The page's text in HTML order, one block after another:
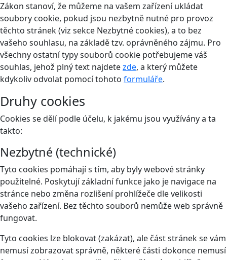
Zákon stanoví, že můžeme na vašem zařízení ukládat
soubory cookie, pokud jsou nezbytně nutné pro provoz
těchto stránek (viz sekce Nezbytné cookies), a to bez
vašeho souhlasu, na základě tzv. oprávněného zájmu. Pro
všechny ostatní typy souborů cookie potřebujeme váš
souhlas, jehož plný text najdetezde, a který můžete
kdykoliv odvolat pomocí tohoto formuláře.
Druhy cookies
Cookies se dělí podle účelu, k jakému jsou využívány a ta
takto:
Nezbytné (technické)
Tyto cookies pomáhají s tím, aby byly webové stránky
použitelné. Poskytují základní funkce jako je navigace na
stránce nebo změna rozlišení prohlížeče dle velikosti
vašeho zařízení. Bez těchto souborů nemůže web správně
fungovat.
Tyto cookies lze blokovat (zakázat), ale část stránek se vám
nemusí zobrazovat správně, některé části dokonce nemusí